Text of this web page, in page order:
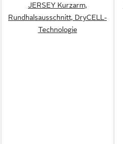
JERSEY Kurzarm,
Rundhalsausschnitt, DryCELL-
Technologie